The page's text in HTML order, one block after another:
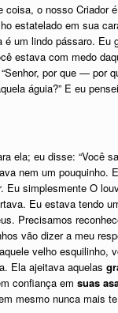
coisa, o nosso
estatelado em sua
um lindo pássaro.
estava com medo
por que — por
águia?” E eu
ela; eu disse: “Você
nem um
Eu simplesmente O
Eu estava tendo
Precisamos
vão dizer a meu
velho
Ela ajeitava aquelas
confiança em suas
mesmo nunca mais